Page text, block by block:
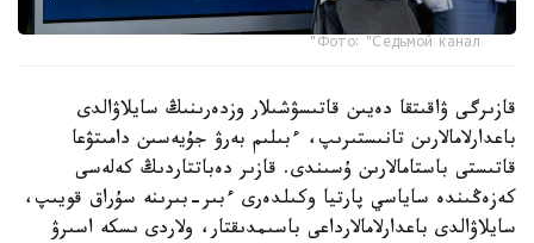
Фото: "Седьмой канал"
قازىرگى ۋاقىتقا دەيىن قاتىسۋشىلار وزدەرىنىڭ سايلاۋالدى
باعدارلامالارىن تانىستىرىپ، ءبىلىم بەرۋ جۇيەسىن دامىتۋعا
قاتىستى باستامالارىن ۇسىندى. قازىر دەباتتاردىڭ كەلەسى
كەزەڭىندە ساياسي پارتيا وكىلدەرى ءبىر-بىرىنە سۇراق قويىپ،
سايلاۋالدى باعدارلامالارداعى باسىمدىقتار، ولاردى ىسكە اسىرۋ